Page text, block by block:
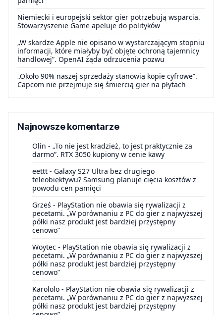
Niemiecki i europejski sektor gier potrzebują wsparcia.
Stowarzyszenie Game apeluje do polityków
„W skardze Apple nie opisano w wystarczającym stopniu
informacji, które miałyby być objęte ochroną tajemnicy
handlowej”. OpenAI żąda odrzucenia pozwu
„Około 90% naszej sprzedaży stanowią kopie cyfrowe”.
Capcom nie przejmuje się śmiercią gier na płytach
Najnowsze komentarze
Olin - „To nie jest kradzież, to jest praktycznie za
darmo”. RTX 3050 kupiony w cenie kawy
eettt - Galaxy S27 Ultra bez drugiego
teleobiektywu? Samsung planuje cięcia kosztów z
powodu cen pamięci
Grześ - PlayStation nie obawia się rywalizacji z
pecetami. „W porównaniu z PC do gier z najwyższej
półki nasz produkt jest bardziej przystępny
cenowo”
Woytec - PlayStation nie obawia się rywalizacji z
pecetami. „W porównaniu z PC do gier z najwyższej
półki nasz produkt jest bardziej przystępny
cenowo”
Karololo - PlayStation nie obawia się rywalizacji z
pecetami. „W porównaniu z PC do gier z najwyższej
półki nasz produkt jest bardziej przystępny